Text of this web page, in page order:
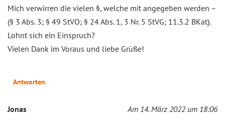
Mich verwirren die vielen §, welche mit angegeben werden –
(§ 3 Abs. 3; § 49 StVO; § 24 Abs. 1, 3 Nr. 5 StVG; 11.3.2 BKat).
Lohnt sich ein Einspruch?
Vielen Dank im Voraus und liebe Grüße!
Antworten
Jonas Am 14. März 2022 um 18:06